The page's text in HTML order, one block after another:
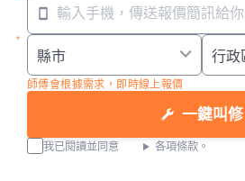
師傅會根據需求，即時線上報價
一鍵叫修
我已閱讀並同意 各項條款。